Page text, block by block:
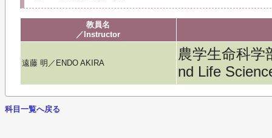
教員名
／Instructor
遠藤 明／ENDO AKIRA
農学生命科学
nd Life
科目一覧へ戻る